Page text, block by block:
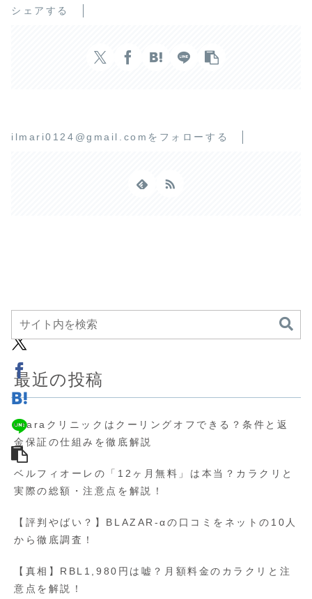
シェアする
ilmari0124@gmail.comをフォローする
最近の投稿
uraraクリニックはクーリングオフできる？条件と返
金保証の仕組みを徹底解説
ベルフィオーレの「12ヶ月無料」は本当？カラクリと
実際の総額・注意点を解説！
【評判やばい？】BLAZAR-αの口コミをネットの10人
から徹底調査！
【真相】RBL1,980円は嘘？月額料金のカラクリと注
意点を解説！